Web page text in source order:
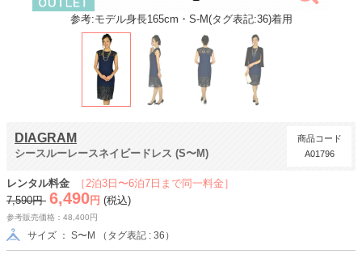
参考:モデル身長165cm・S-M(タグ表記:36)着用
DIAGRAM
シースルーレースネイビードレス (S〜M)
商品コード
A01796
［2泊3日〜6泊7日まで同一料金］
レンタル料金
7,590円 6,490 円 (税込)
参考販売価格：48,400円
サイズ ： S〜M （タグ表記 : 36）